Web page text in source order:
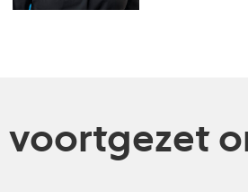
voortgezet